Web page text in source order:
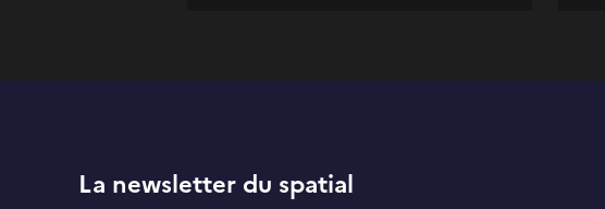
La newsletter du spatial